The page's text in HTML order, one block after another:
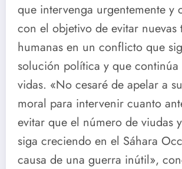
que intervenga urgentemente y
con el objetivo de evitar nuevas
humanas en un conflicto que
solución política y que continúa
vidas. «No cesaré de apelar a
moral para intervenir cuanto
evitar que el número de viudas
siga creciendo en el Sáhara
causa de una guerra inútil»,